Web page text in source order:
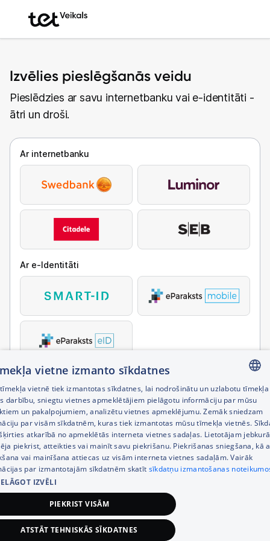
Izvēlies pieslēgšanās veidu
Pieslēdzies ar savu internetbanku vai e-identitāti -
ātri un droši.
Ar internetbanku
Ar e-Identitāti
LATVIAN
RUSSIAN
ENGLISH
vietne izmanto sīkdatnes
vietnē tiek izmantotas sīkdatnes, lai nodrošinātu un uzlabotu tīmekļa
darbību, sniegtu vietnes apmeklētājiem pielāgotu informāciju par mūsu
un pakalpojumiem, analizētu vietnes apmeklējumu. Zemāk sniedzam
par visām sīkdatnēm, kuras tiek izmantotas mūsu tīmekļa vietnēs.
atkarībā no apmeklētās interneta vietnes sadaļas. Lietotājam
piekrist, atteikties vai mainīt savu piekrišanu. Piekrišanas sniegšana, kā
vai mainīšana attiecas uz visām interneta vietnes sadaļām. Vairāk
par izmantotajām sīkdatnēm skatīt sīkdatņu izmantošanas
IZVĒLI
PIEKRIST VISĀM
ATSTĀT TEHNISKĀS SĪKDATNES